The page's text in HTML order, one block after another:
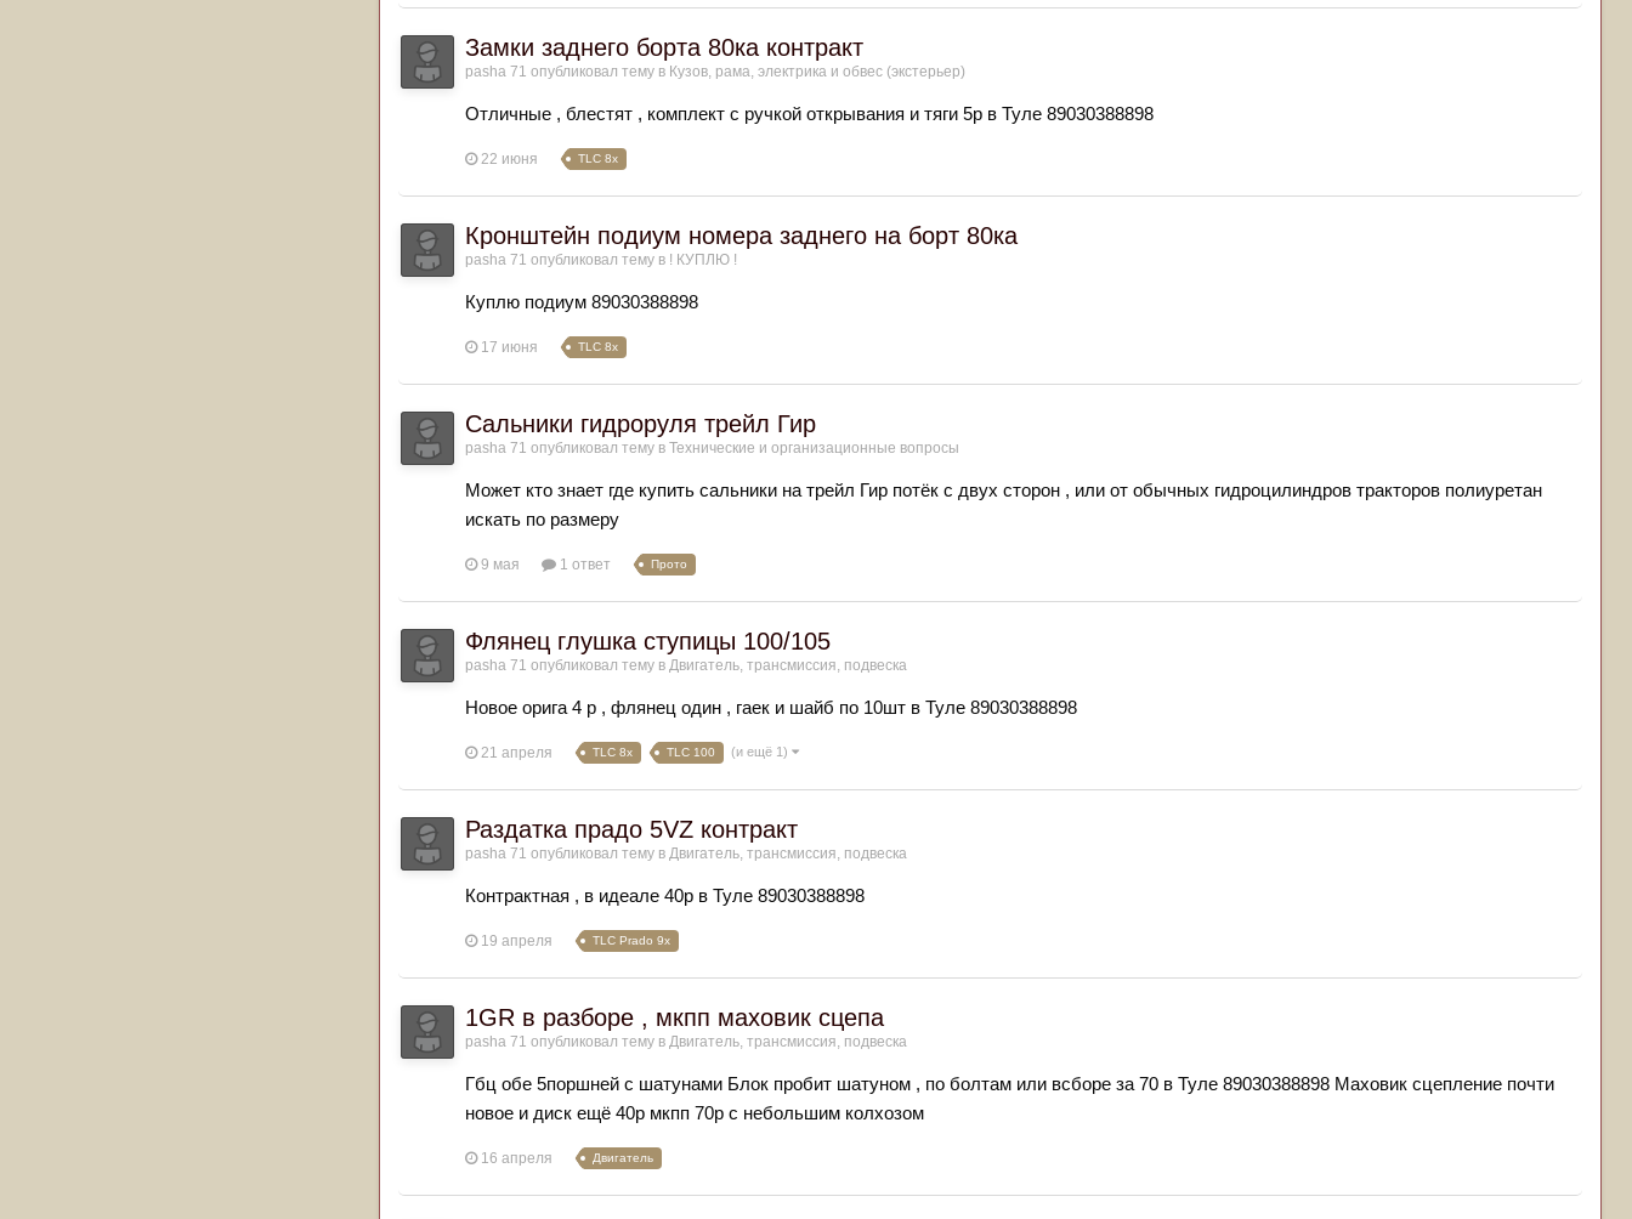
Замки заднего борта 80ка контракт
pasha 71 опубликовал тему в Кузов, рама, электрика и обвес (экстерьер)
Отличные , блестят , комплект с ручкой открывания и тяги 5р в Туле 89030388898
22 июня TLC 8x
Кронштейн подиум номера заднего на борт 80ка
pasha 71 опубликовал тему в ! КУПЛЮ !
Куплю подиум 89030388898
17 июня TLC 8x
Сальники гидроруля трейл Гир
pasha 71 опубликовал тему в Технические и организационные вопросы
Может кто знает где купить сальники на трейл Гир потёк с двух сторон , или от обычных гидроцилиндров тракторов полиуретан
искать по размеру
9 мая 1 ответ Прото
Флянец глушка ступицы 100/105
pasha 71 опубликовал тему в Двигатель, трансмиссия, подвеска
Новое орига 4 р , флянец один , гаек и шайб по 10шт в Туле 89030388898
21 апреля TLC 8x TLC 100 (и ещё 1)
Раздатка прадо 5VZ контракт
pasha 71 опубликовал тему в Двигатель, трансмиссия, подвеска
Контрактная , в идеале 40р в Туле 89030388898
19 апреля TLC Prado 9x
1GR в разборе , мкпп маховик сцепа
pasha 71 опубликовал тему в Двигатель, трансмиссия, подвеска
Гбц обе 5поршней с шатунами Блок пробит шатуном , по болтам или всборе за 70 в Туле 89030388898 Маховик сцепление почти
новое и диск ещё 40р мкпп 70р с небольшим колхозом
16 апреля Двигатель